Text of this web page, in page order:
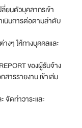
ยนตัวบุคลากรเข้า
นินการต่อตามลำดับ
งๆ ให้ทางบุคคลและ
ของผู้รับจ้าง
ารรายงาน เข้าเล่ม
จัดทำวาระและ